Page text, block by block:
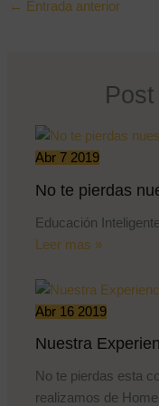
← Entrada anterior
Abr 7 2019
No te pierdas
Educación
Leer mas »
Abr 16 2019
Nuestra
No te pierdas esta
realizamos de